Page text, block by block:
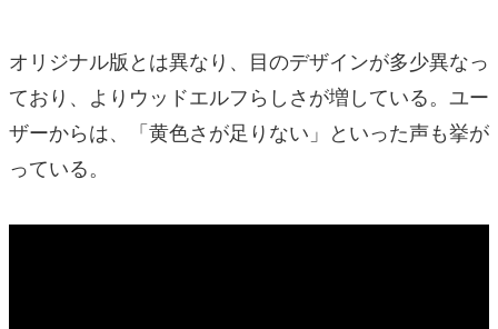
オリジナル版とは異なり、目のデザインが多少異なっ
ており、よりウッドエルフらしさが増している。ユー
ザーからは、「黄色さが足りない」といった声も挙が
っている。